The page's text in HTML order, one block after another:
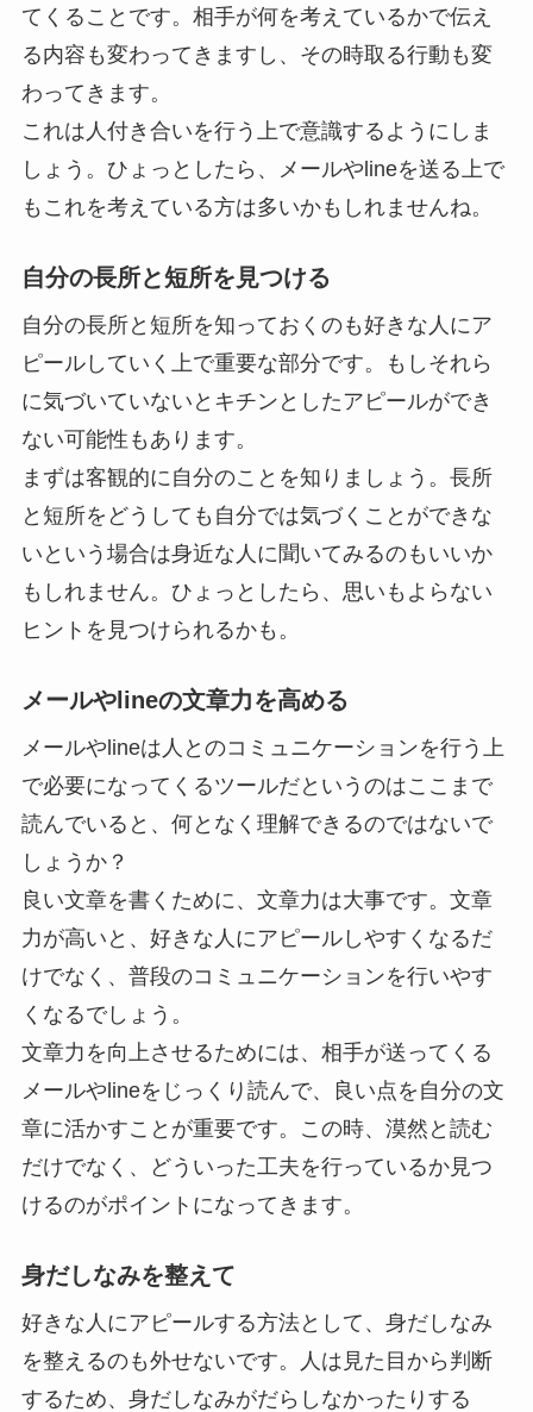
てくることです。 相手が何を考えているかで伝え
る内容も変わってきますし、その時取る行動も変
わってきます。
これは人付き合いを行う上で意識するようにしま
しょう。ひょっとしたら、メールやlineを送る上で
もこれを考えている方は多いかもしれませんね。
自分の長所と短所を見つける
自分の長所と短所を知っておくのも好きな人にア
ピールしていく上で重要な部分です。もしそれら
に気づいていないとキチンとしたアピールができ
ない可能性もあります。
まずは客観的に自分のことを知りましょう。 長所
と短所をどうしても自分では気づくことができな
いという場合は身近な人に聞いてみるのもいいか
もしれません。ひょっとしたら、思いもよらない
ヒントを見つけられるかも。
メールやlineの文章力を高める
メールやlineは人とのコミュニケーションを行う上
で必要になってくるツールだというのはここまで
読んでいると、何となく理解できるのではないで
しょうか？
良い文章を書くために、文章力は大事です。文章
力が高いと、好きな人にアピールしやすくなるだ
けでなく、普段のコミュニケーションを行いやす
くなるでしょう。
文章力を向上させるためには、相手が送ってくる
メールやlineをじっくり読んで、良い点を自分の文
章に活かすことが重要です。この時、漠然と読む
だけでなく、どういった工夫を行っているか見つ
けるのがポイントになってきます。
身だしなみを整えて
好きな人にアピールする方法として、身だしなみ
を整えるのも外せないです。
人は見た目から判断
するため、身だしなみがだらしなかったりする